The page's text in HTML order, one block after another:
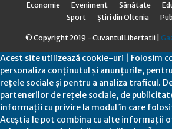
Economie
Eveniment Sănătate
Sport
Știri din Oltenia
© Copyright 2019 - Cuvantul Libertatii |
Acest site utilizează cookie-uri | Folosim
personaliza conținutul și anunțurile,
rețele sociale și pentru a analiza traficul.
partenerilor de rețele sociale, de
informații cu privire la modul în care
Aceștia le pot combina cu alte informații